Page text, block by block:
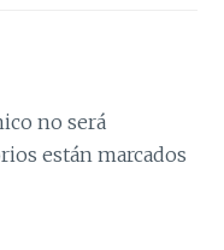
no será
están marcados